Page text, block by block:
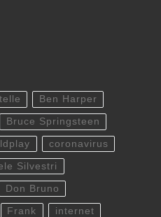
Ben Harper
Bruce Springsteen
coronavirus
Silvestri
Don Bruno
Frank internet